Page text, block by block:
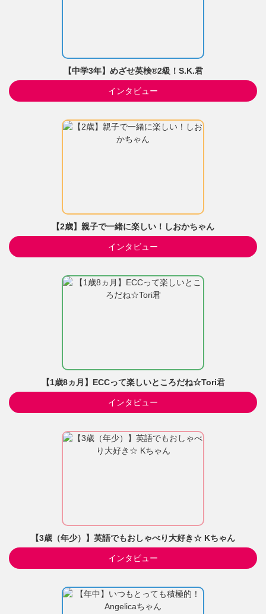
【中学3年】めざせ英検®2級！S.K.君
インタビュー
【2歳】親子で一緒に楽しい！しおかちゃん
インタビュー
【1歳8ヵ月】ECCって楽しいところだね☆Tori君
インタビュー
【3歳（年少）】英語でもおしゃべり大好き☆ Kちゃん
インタビュー